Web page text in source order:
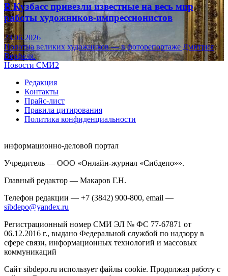
В Кузбасс привезли известные на весь мир
работы художников-импрессионистов
23.06.2026
Полотна великих художников — в фоторепортаже Дмитрия
Верфеля.
Новости СМИ2
Редакция
Контакты
Прайс-лист
Правила цитирования
Политика конфиденциальности
информационно-деловой портал
Учредитель — ООО «Онлайн-журнал «Сибдепо»».
Главный редактор — Макаров Г.Н.
Телефон редакции — +7 (3842) 900-800, email —
sibdepo@yandex.ru
Регистрационный номер СМИ ЭЛ № ФС 77-67871 от
06.12.2016 г., выдано Федеральной службой по надзору в
сфере связи, информационных технологий и массовых
коммуникаций
Сайт sibdepo.ru использует файлы cookie. Продолжая работу с